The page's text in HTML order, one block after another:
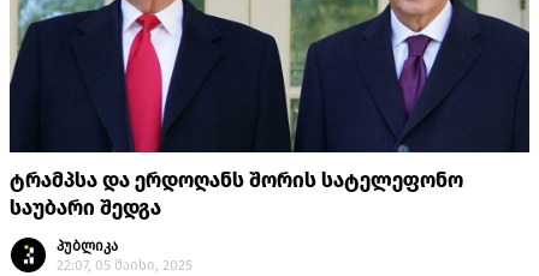
ტრამპსა და ერდოღანს შორის სატელეფონო
საუბარი შედგა
პუბლიკა
22:07, 05 მაისი, 2025